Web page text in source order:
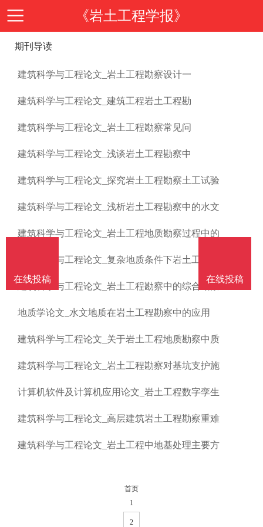
《岩土工程学报》
首
刊
导
期
刊
绍
指
邮
箱
投
稿
在
线
投
稿
联
系
期刊导读
建筑科学与工程论文_岩土工程勘察设计一
建筑科学与工程论文_建筑工程岩土工程勘
建筑科学与工程论文_岩土工程勘察常见问
建筑科学与工程论文_浅谈岩土工程勘察中
建筑科学与工程论文_探究岩土工程勘察土工试验
建筑科学与工程论文_浅析岩土工程勘察中的水文
建筑科学与工程论文_岩土工程地质勘察过程中的
建筑科学与工程论文_复杂地质条件下岩土工程的
建筑科学与工程论文_岩土工程勘察中的综合勘察
地质学论文_水文地质在岩土工程勘察中的应用
建筑科学与工程论文_关于岩土工程地质勘察中质
建筑科学与工程论文_岩土工程勘察对基坑支护施
计算机软件及计算机应用论文_岩土工程数字孪生
建筑科学与工程论文_高层建筑岩土工程勘察重难
建筑科学与工程论文_岩土工程中地基处理主要方
首页
1
2
在线投稿
在线投稿